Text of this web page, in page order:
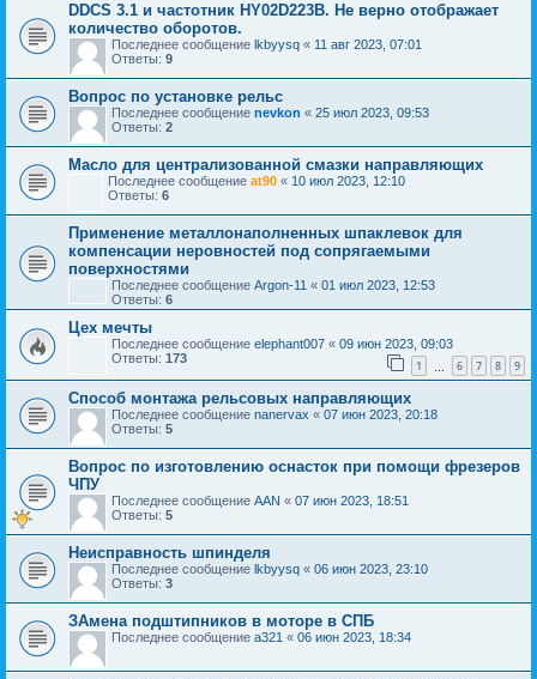
DDCS 3.1 и частотник HY02D223B. Не верно отображает
количество оборотов.
Последнее сообщение lkbyysq « 11 авг 2023, 07:01
Ответы: 9
Вопрос по установке рельс
Последнее сообщение nevkon « 25 июл 2023, 09:53
Ответы: 2
Масло для централизованной смазки направляющих
Последнее сообщение at90 « 10 июл 2023, 12:10
Ответы: 6
Применение металлонаполненных шпаклевок для
компенсации неровностей под сопрягаемыми
поверхностями
Последнее сообщение Argon-11 « 01 июл 2023, 12:53
Ответы: 6
Цех мечты
Последнее сообщение elephant007 « 09 июн 2023, 09:03
Ответы: 173 1 6 7 8 9
Способ монтажа рельсовых направляющих
Последнее сообщение nanervax « 07 июн 2023, 20:18
Ответы: 5
Вопрос по изготовлению оснасток при помощи фрезеров
ЧПУ
Последнее сообщение AAN « 07 июн 2023, 18:51
Ответы: 5
Неисправность шпинделя
Последнее сообщение lkbyysq « 06 июн 2023, 23:10
Ответы: 3
ЗАмена подштипников в моторе в СПБ
Последнее сообщение a321 « 06 июн 2023, 18:34